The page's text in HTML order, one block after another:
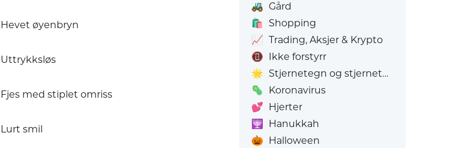
Hevet øyenbryn
Uttrykksløs
Fjes med stiplet omriss
Lurt smil
🚜 Gård
🛍️
Shopping
📈 Trading, Aksjer & Krypto
📵 Ikke forstyrr
🌟 Stjernetegn og stjernetegn
🦠 Koronavirus
💕 Hjerter
🕎
Hanukkah
🎃 Halloween